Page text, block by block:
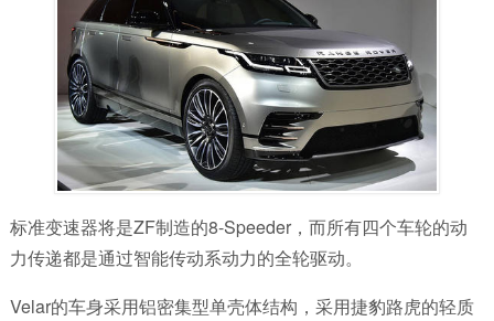
标准变速器将是ZF制造的8-Speeder，而所有四个车轮的动
力传递都是通过智能传动系动力的全轮驱动。
Velar的车身采用铝密集型单壳体结构，采用捷豹路虎的轻质